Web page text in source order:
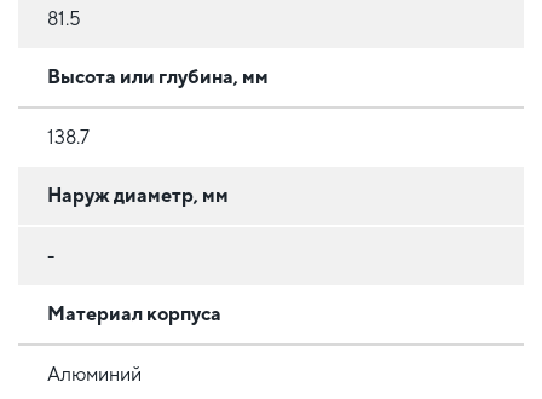
81.5
Высота или глубина, мм
138.7
Наруж диаметр, мм
-
Материал корпуса
Алюминий